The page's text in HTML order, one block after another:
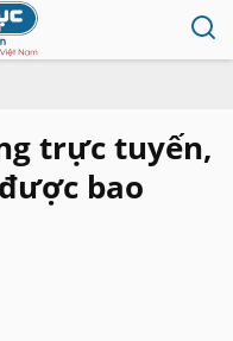
trực tuyến,
bao